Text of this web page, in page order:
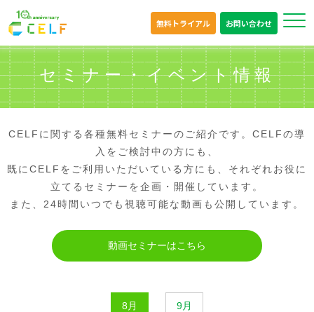
無料トライアル お問い合わせ
セミナー・イベント情報
CELFに関する各種無料セミナーのご紹介です。CELFの導
入をご検討中の方にも、
既にCELFをご利用いただいている方にも、それぞれお役に
立てるセミナーを企画・開催しています。
また、24時間いつでも視聴可能な動画も公開しています。
動画セミナーはこちら
8月 9月